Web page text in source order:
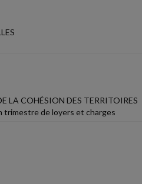
LA COHÉSION DES TERRITOIRES
trimestre de loyers et charges